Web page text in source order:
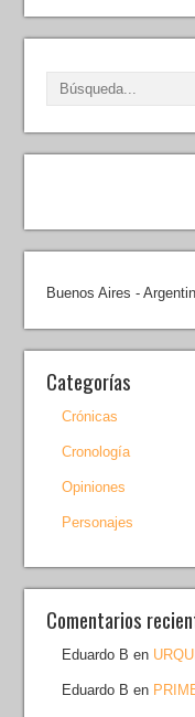
Buenos Aires -
Categorías
Crónicas
Cronología
Opiniones
Personajes
Comentarios
Eduardo B en
Eduardo B en